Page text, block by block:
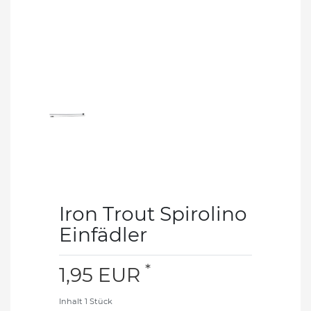
Iron Trout Spirolino
Einfädler
1,95 EUR *
Inhalt 1 Stück